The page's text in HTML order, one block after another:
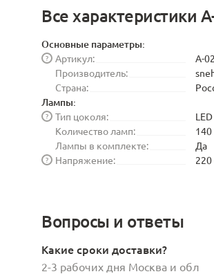
Все характеристики
Основные параметры:
Артикул:
?
A-
Производитель:
Страна:
Лампы:
Тип цоколя:
?
LED
Количество ламп:
Лампы в комплекте:
Да
Напряжение:
? 220
Вопросы и ответы
Какие сроки доставки?
2-3 рабочих дня Москва и обл